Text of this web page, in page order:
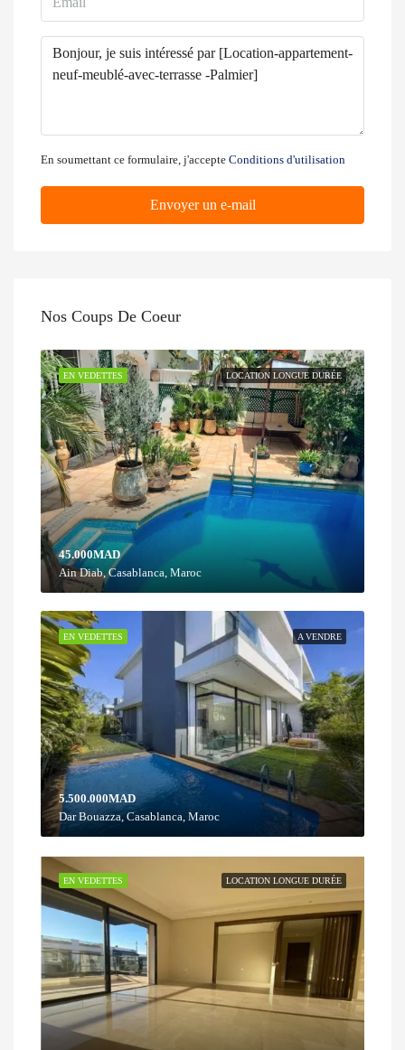
En soumettant ce formulaire, j'accepte Conditions d'utilisation
Envoyer un e-mail
Nos Coups De Coeur
LOCATION LONGUE DURÉE
EN VEDETTES
45.000MAD
Ain Diab, Casablanca, Maroc
A VENDRE
EN VEDETTES
5.500.000MAD
Dar Bouazza, Casablanca, Maroc
LOCATION LONGUE DURÉE
EN VEDETTES